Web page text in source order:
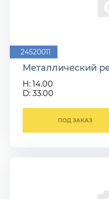
24520011
Металлический
H: 14.00
D: 33.00
ПОД ЗАКАЗ